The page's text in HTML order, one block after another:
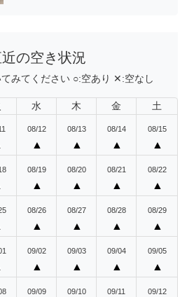
の空き状況
みてください ○:空あり ✕:空なし
水 木 金 土
08/12
▲
08/13
▲
08/14
▲
08/15
▲
08/19
▲
08/20
▲
08/21
▲
08/22
▲
08/26
▲
08/27
▲
08/28
▲
08/29
▲
09/02
▲
09/03
▲
09/04
▲
09/05
▲
09/09 09/10 09/11 09/12